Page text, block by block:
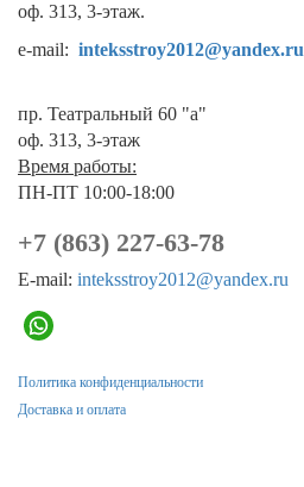
оф. 313, 3-этаж.
e-mail: inteksstroy2012@yandex.ru
пр. Театральный 60 "а"
оф. 313, 3-этаж
Время работы:
ПН-ПТ 10:00-18:00
+7 (863) 227-63-78
E-mail: inteksstroy2012@yandex.ru
Политика конфиденциальности
Доставка и оплата